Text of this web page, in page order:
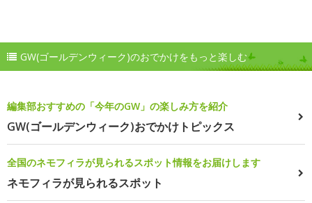
GW(ゴールデンウィーク)のおでかけをもっと楽しむ
編集部おすすめの「今年のGW」の楽しみ方を紹介
GW(ゴールデンウィーク)おでかけトピックス
全国のネモフィラが見られるスポット情報をお届けします
ネモフィラが見られるスポット